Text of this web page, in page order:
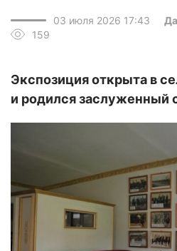
03 июля 2026 17:43
159
Экспозиция открыта в
и родился заслуженный